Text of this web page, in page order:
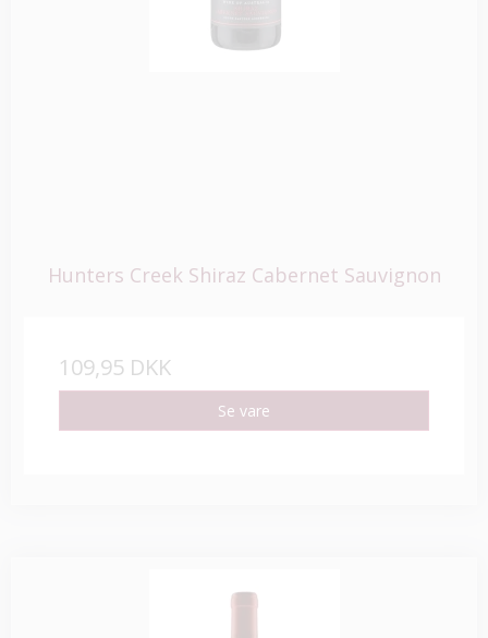
Hunters Creek Shiraz Cabernet Sauvignon
109,95 DKK
Se vare